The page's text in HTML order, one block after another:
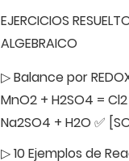
EJERCICIOS
ALGEBRAICO
▷ Balance por
MnO2 + H2SO4 =
Na2SO4 + H2O ✅
▷ 10 Ejemplos de